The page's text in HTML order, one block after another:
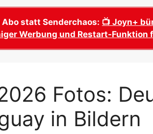
Weltmeister 2026?
WM 2026
WM 2026
Termine,
WM 2026
WM 2026
WM 2026
Spielort
Abo statt Senderchaos: 📺 Joyn+
Werbung und Restart-
Fotos:
in Bildern